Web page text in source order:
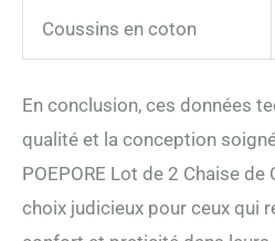
Coussins en coton
En conclusion, ces données
qualité et la conception
POEPORE Lot de 2 Chaise
choix judicieux pour ceux qui